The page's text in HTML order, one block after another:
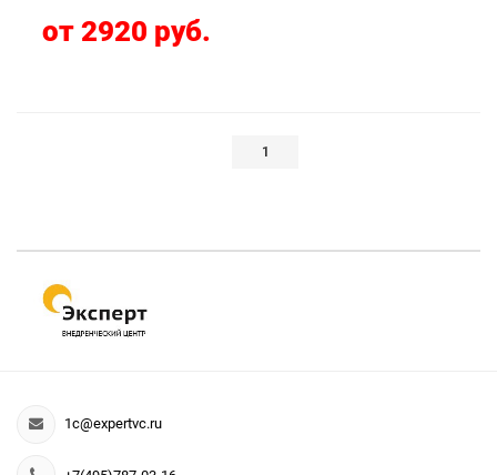
от 2920 руб.
1
1c@expertvc.ru